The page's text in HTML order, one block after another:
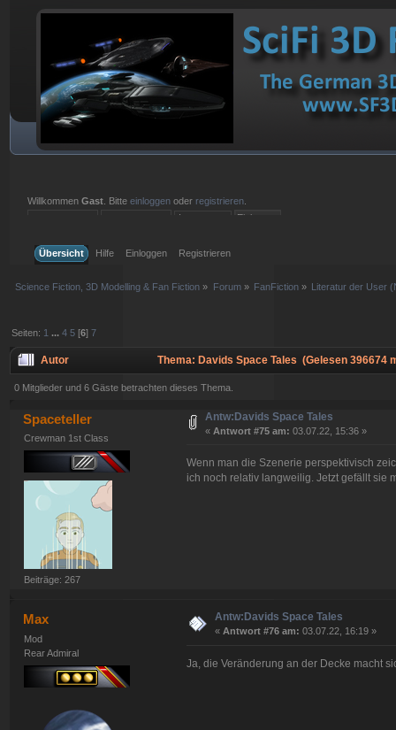
WillkommenGast . Bitteeinloggen oder registrieren
Übersicht
Hilfe Einloggen Registrieren
Science Fiction, 3D Modelling & Fan Fiction » Forum» FanFiction » Literatur der User
Seiten: 1 ...4 5 [6]7
Autor Thema: Davids Space Tales (Gelesen 396674
0 Mitglieder und 6 Gäste betrachten dieses Thema.
Spaceteller
Crewman 1st Class
Beiträge: 267
Antw:Davids Space Tales
« Antwort #75 am: 03.07.22, 15:36 »
Wenn man die Szenerie perspektivisch
ich noch relativ langweilig. Jetzt gefällt sie
Max
Mod
Rear Admiral
Antw:Davids Space Tales
« Antwort #76 am: 03.07.22, 16:19 »
Ja, die Veränderung an der Decke macht